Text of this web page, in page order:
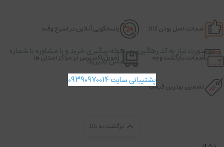
ضمانت اصل بودن کالا پاسخگویی آنلاین در اسرع وقت
ضمانت بازگشت وجه تحویل اکسپرس در مراکز استان ها
تضمین بهترین قیمت
برگشت به بالا
در صورت نیاز به کد رهگیری مرسوله،پیگیری خرید و یا مشاوره با شماره
زیر تماس بگیرید.
پشتیبانی سایت 09390970014